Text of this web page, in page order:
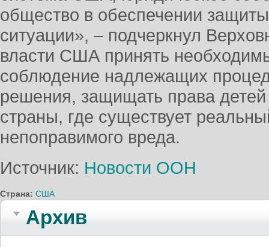
общество в обеспечении
ситуации», – подчеркнул
власти США принять
соблюдение надлежащих
решения, защищать права детей
страны, где существует
непоправимого вреда.
Источник: Новости ООН
Страна: США
Архив